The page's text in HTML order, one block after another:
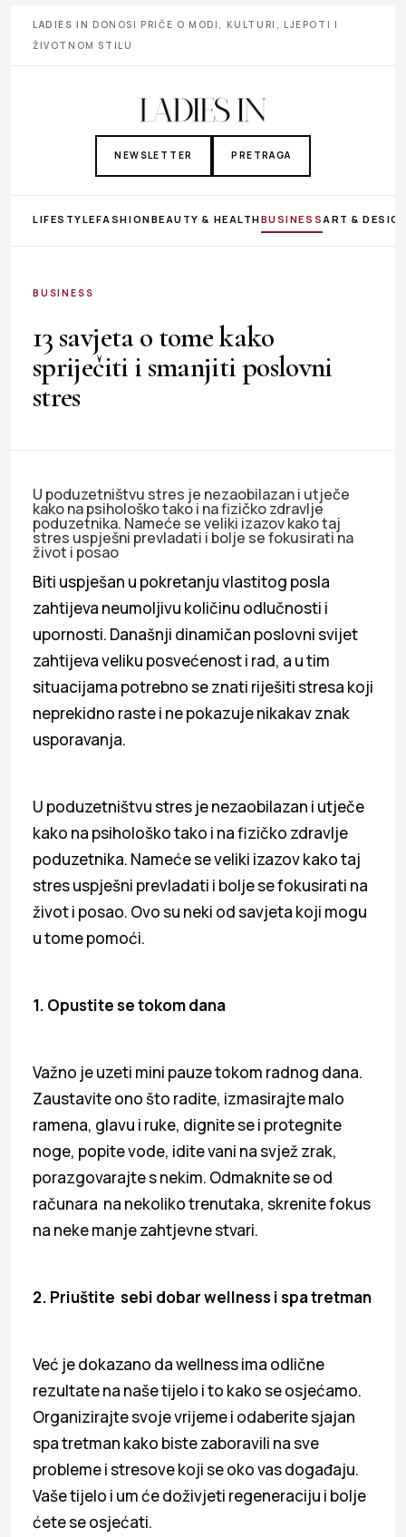
LADIES IN DONOSI PRIČE O MODI, KULTURI, LJEPOTI I
ŽIVOTNOM STILU
NEWSLETTER PRETRAGA
LIFESTYLEFASHIONBEAUTY & HEALTHBUSINESS ART &
BUSINESS
13 savjeta o tome kako
spriječiti i smanjiti poslovni
stres
U poduzetništvu stres je nezaobilazan i utječe
kako na psihološko tako i na fizičko zdravlje
poduzetnika. Nameće se veliki izazov kako taj
stres uspješni prevladati i bolje se fokusirati na
život i posao
Biti uspješan u pokretanju vlastitog posla
zahtijeva neumoljivu količinu odlučnosti i
upornosti. Današnji dinamičan poslovni svijet
zahtijeva veliku posvećenost i rad, a u tim
situacijama potrebno se znati riješiti stresa koji
neprekidno raste i ne pokazuje nikakav znak
usporavanja.
U poduzetništvu stres je nezaobilazan i utječe
kako na psihološko tako i na fizičko zdravlje
poduzetnika. Nameće se veliki izazov kako taj
stres uspješni prevladati i bolje se fokusirati na
život i posao. Ovo su neki od savjeta koji mogu
u tome pomoći.
1. Opustite se tokom dana
Važno je uzeti mini pauze tokom radnog dana.
Zaustavite ono što radite, izmasirajte malo
ramena, glavu i ruke, dignite se i protegnite
noge, popite vode, idite vani na svjež zrak,
porazgovarajte s nekim. Odmaknite se od
računara na nekoliko trenutaka, skrenite fokus
na neke manje zahtjevne stvari.
2. Priuštite sebi dobar wellness i spa tretman
Već je dokazano da wellness ima odlične
rezultate na naše tijelo i to kako se osjećamo.
Organizirajte svoje vrijeme i odaberite sjajan
spa tretman kako biste zaboravili na sve
probleme i stresove koji se oko vas događaju.
Vaše tijelo i um će doživjeti regeneraciju i bolje
ćete se osjećati.